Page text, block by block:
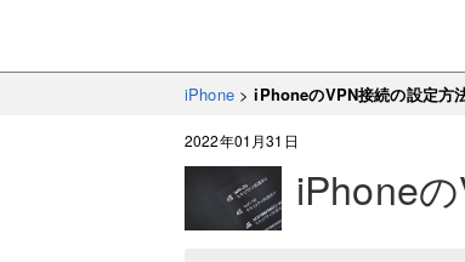
iPhone>iPhoneのVPN接続の設定方
2022年01月31日
iPhone